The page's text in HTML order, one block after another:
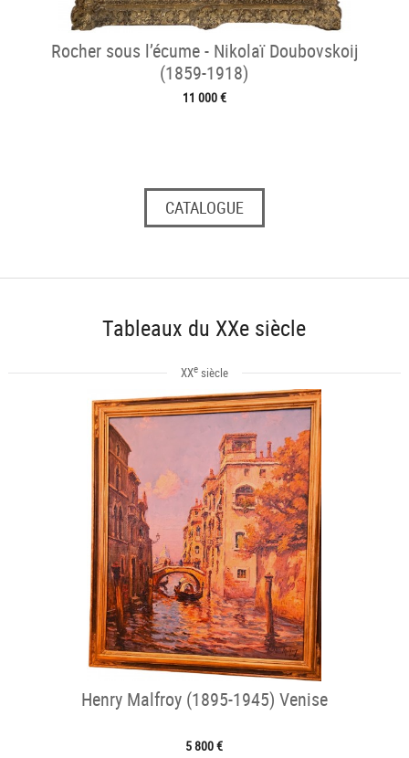
Rocher sous l’écume - Nikolaï Doubovskoij
(1859-1918)
11 000 €
CATALOGUE
Tableaux du XXe siècle
XXesiècle
Henry Malfroy (1895-1945) Venise
5 800 €